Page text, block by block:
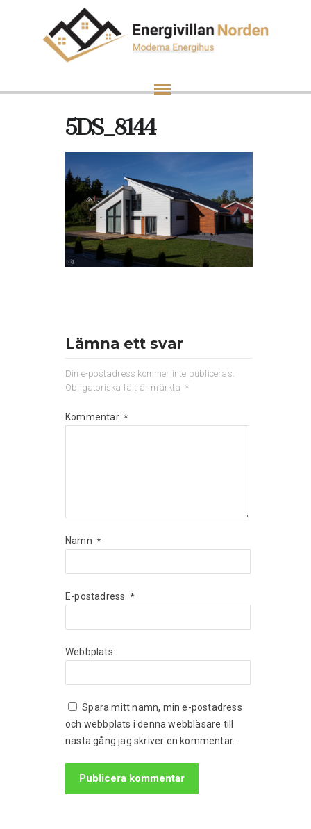
5DS_8144
Lämna ett svar
Din e-postadress kommer inte publiceras.
Obligatoriska fält är märkta *
Kommentar *
Namn *
E-postadress *
Webbplats
Spara mitt namn, min e-postadress
och webbplats i denna webbläsare till
nästa gång jag skriver en kommentar.